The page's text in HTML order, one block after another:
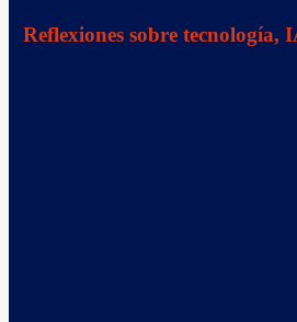
Reflexiones sobre tecnología,